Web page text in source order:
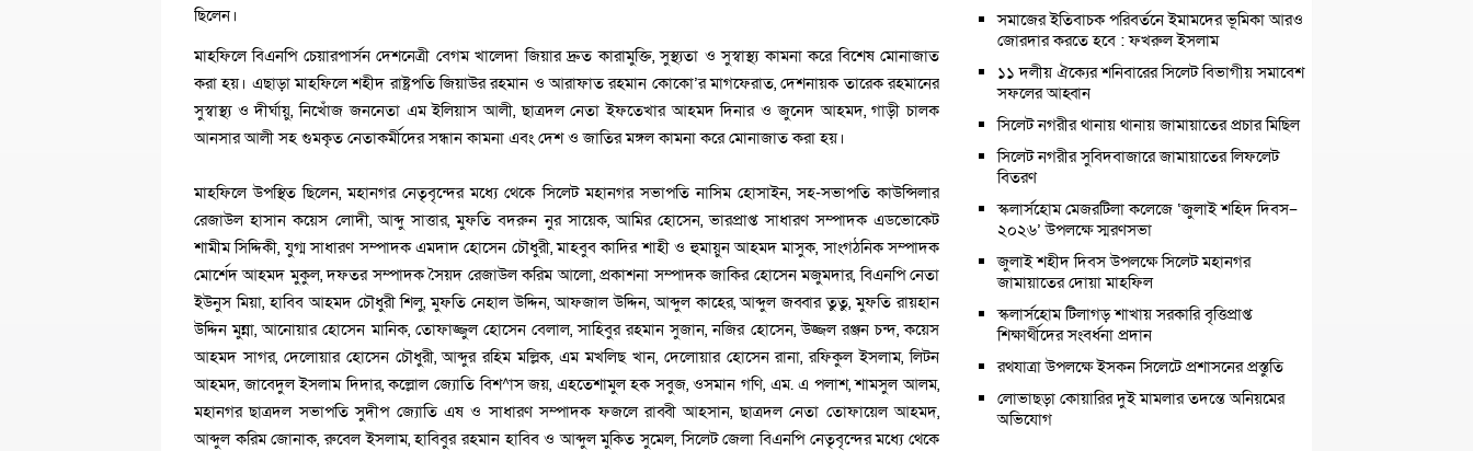
ছিলেন।
মাহফিলে বিএনপি চেয়ারপার্সন দেশনেত্রী বেগম খালেদা জিয়ার দ্রুত কারামুক্তি, সুস্থ্যতা ও সুস্বাস্থ্য কামনা করে বিশেষ মোনাজাত
করা হয়। এছাড়া মাহফিলে শহীদ রাষ্ট্রপতি জিয়াউর রহমান ও আরাফাত রহমান কোকো’র মাগফেরাত, দেশনায়ক তারেক রহমানের
সুস্বাস্থ্য ও দীর্ঘায়ু, নিখোঁজ জননেতা এম ইলিয়াস আলী, ছাত্রদল নেতা ইফতেখার আহমদ দিনার ও জুনেদ আহমদ, গাড়ী চালক
আনসার আলী সহ গুমকৃত নেতাকর্মীদের সন্ধান কামনা এবং দেশ ও জাতির মঙ্গল কামনা করে মোনাজাত করা হয়।
মাহফিলে উপস্থিত ছিলেন, মহানগর নেতৃবৃন্দের মধ্যে থেকে সিলেট মহানগর সভাপতি নাসিম হোসাইন, সহ-সভাপতি কাউন্সিলার
রেজাউল হাসান কয়েস লোদী, আব্দু সাত্তার, মুফতি বদরুন নুর সায়েক, আমির হোসেন, ভারপ্রাপ্ত সাধারণ সম্পাদক এডভোকেট
শামীম সিদ্দিকী, যুগ্ম সাধারণ সম্পাদক এমদাদ হোসেন চৌধুরী, মাহবুব কাদির শাহী ও হুমায়ুন আহমদ মাসুক, সাংগঠনিক সম্পাদক
মোর্শেদ আহমদ মুকুল, দফতর সম্পাদক সৈয়দ রেজাউল করিম আলো, প্রকাশনা সম্পাদক জাকির হোসেন মজুমদার, বিএনপি নেতা
ইউনুস মিয়া, হাবিব আহমদ চৌধুরী শিলু, মুফতি নেহাল উদ্দিন, আফজাল উদ্দিন, আব্দুল কাহের, আব্দুল জব্বার তুতু, মুফতি রায়হান
উদ্দিন মুন্না, আনোয়ার হোসেন মানিক, তোফাজ্জুল হোসেন বেলাল, সাহিবুর রহমান সুজান, নজির হোসেন, উজ্জল রঞ্জন চন্দ, কয়েস
আহমদ সাগর, দেলোয়ার হোসেন চৌধুরী, আব্দুর রহিম মল্লিক, এম মখলিছ খান, দেলোয়ার হোসেন রানা, রফিকুল ইসলাম, লিটন
আহমদ, জাবেদুল ইসলাম দিদার, কল্লোল জ্যোতি বিশ^াস জয়, এহতেশামুল হক সবুজ, ওসমান গণি, এম. এ পলাশ, শামসুল আলম,
মহানগর ছাত্রদল সভাপতি সুদীপ জ্যোতি এষ ও সাধারণ সম্পাদক ফজলে রাব্বী আহসান, ছাত্রদল নেতা তোফায়েল আহমদ,
আব্দুল করিম জোনাক, রুবেল ইসলাম, হাবিবুর রহমান হাবিব ও আব্দুল মুকিত সুমেল, সিলেট জেলা বিএনপি নেতৃবৃন্দের মধ্যে থেকে
সমাজের ইতিবাচক পরিবর্তনে ইমামদের ভূমিকা আরও
জোরদার করতে হবে : ফখরুল ইসলাম
১১ দলীয় ঐক্যের শনিবারের সিলেট বিভাগীয় সমাবেশ
সফলের আহ্বান
সিলেট নগরীর থানায় থানায় জামায়াতের প্রচার মিছিল
সিলেট নগরীর সুবিদবাজারে জামায়াতের লিফলেট
বিতরণ
স্কলার্সহোম মেজরটিলা কলেজে ‘জুলাই শহিদ দিবস–
২০২৬’ উপলক্ষে স্মরণসভা
জুলাই শহীদ দিবস উপলক্ষে সিলেট মহানগর
জামায়াতের দোয়া মাহফিল
স্কলার্সহোম টিলাগড় শাখায় সরকারি বৃত্তিপ্রাপ্ত
শিক্ষার্থীদের সংবর্ধনা প্রদান
রথযাত্রা উপলক্ষে ইসকন সিলেটে প্রশাসনের প্রস্তুতি
লোভাছড়া কোয়ারির দুই মামলার তদন্তে অনিয়মের
অভিযোগ